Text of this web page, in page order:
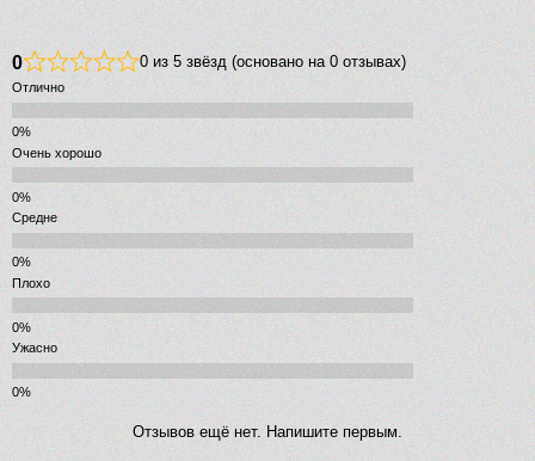
0 0 из 5 звёзд (основано на 0 отзывах)
Отлично
Очень хорошо
Средне
Плохо
Ужасно
Отзывов ещё нет. Напишите первым.